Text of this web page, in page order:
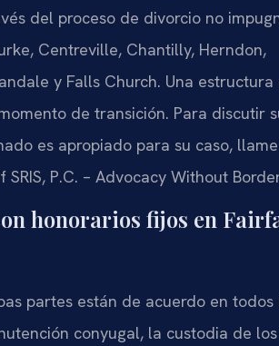
del proceso de divorcio no
Centreville, Chantilly, Herndon,
y Falls Church. Una estructura
de transición. Para discutir
es apropiado para su caso,
P.C. – Advocacy Without
honorarios fijos en
partes están de acuerdo en todos
conyugal, la custodia de